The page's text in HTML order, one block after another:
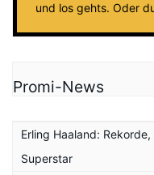
und los gehts. Oder
Promi-News
Erling Haaland:
Superstar